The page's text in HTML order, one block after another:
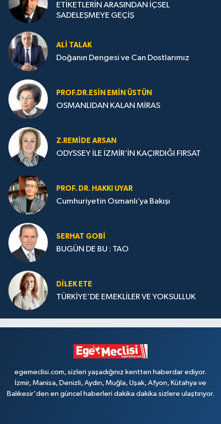
ETİKETLERİN ARASINDAN İÇSEL
SADELEŞMEYE GEÇİŞ
ALI TALAK
Doğanın Dengesi ve Can Dostlarımız
PROF.DR.ESIN EMIN ÜSTÜN
OSMANLIDAN KALAN MİRAS
Z.REMIDE ARSAN
ODYSSEY İLE İZMİR’İN KAÇIRDIĞI FIRSAT
PROF. DR. HAKKI UYAR
Cumhuriyetin Osmanlı’ya Bakışı
SERHAT GOBİ
BUGÜN DE BU : TAO
DILEK ETE
TÜRKİYE’DE EMEKLİLER VE YOKSULLUK
egemeclisi.com, sizleri yaşadığınız kentten haberdar ediyor.
İzmir, Manisa, Denizli, Aydın, Muğla, Uşak, Afyon, Kütahya ve
Balıkesir'den en güncel haberleri dakika dakika sizlere ulaştırıyor.